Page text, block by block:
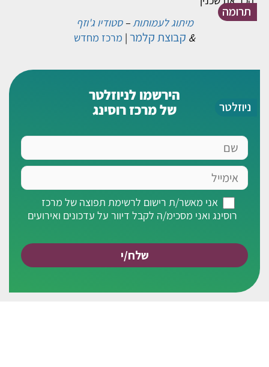
תרומה
ניוזלטר
מיתוג לעמותות–סטודיו ג'וזף
קבוצת קלמר|מרכז מחדש
הירשמו לניוזלטר
של מרכז רוסינג
אימייל
מאשר/ת
תפוצה
מרכז
רוסינג
אני מאשר/ת רישום לרשימת תפוצה של מרכז
רוסינג ואני מסכימ/ה לקבל דיוור על עדכונים ואירועים